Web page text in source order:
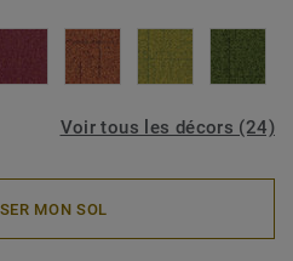
Voir tous les décors (24)
MON SOL